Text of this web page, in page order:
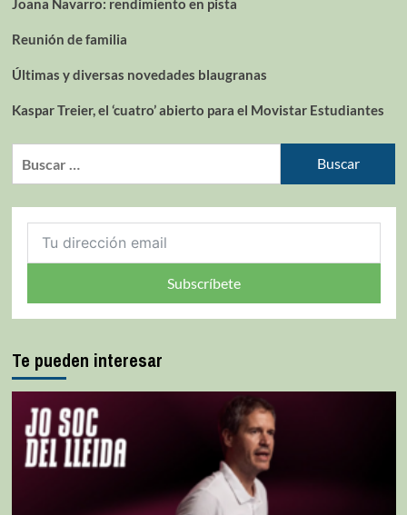
Joana Navarro: rendimiento en pista
Reunión de familia
Últimas y diversas novedades blaugranas
Kaspar Treier, el ‘cuatro’ abierto para el Movistar Estudiantes
Subscríbete
Te pueden interesar